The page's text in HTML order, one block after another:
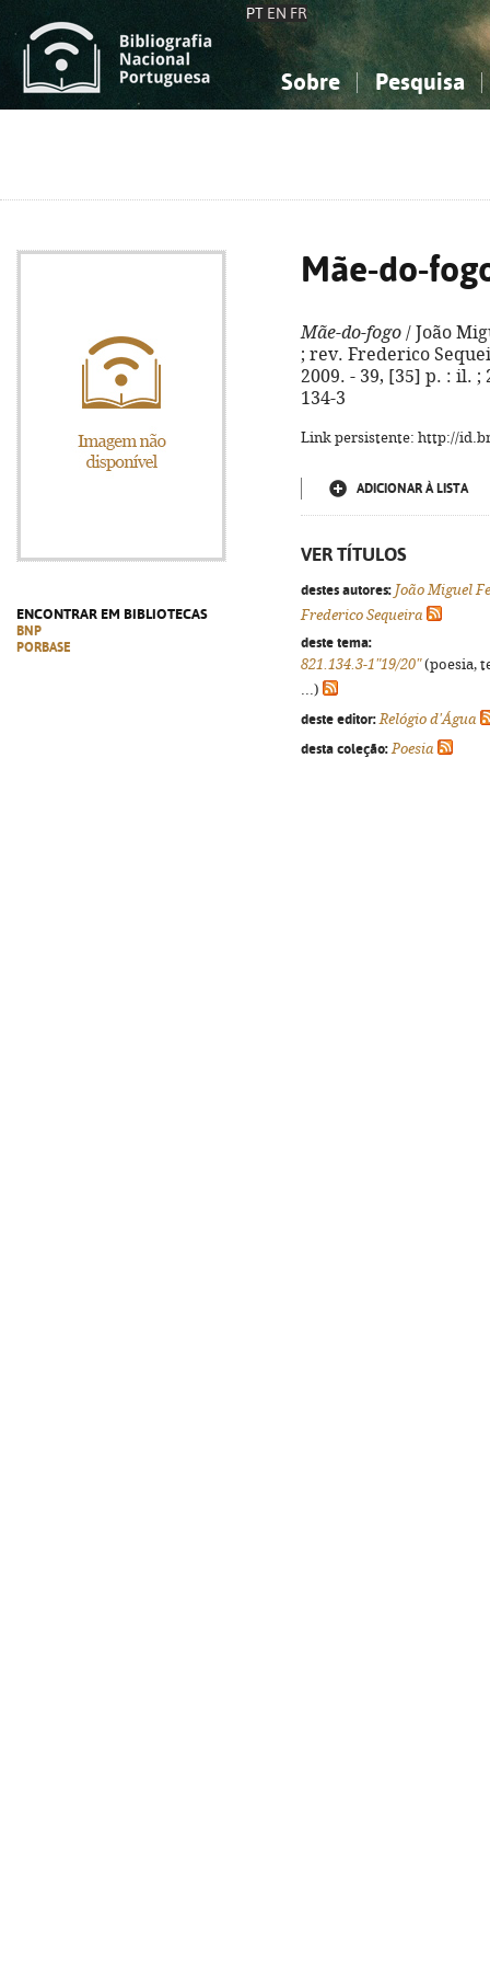
PT EN FR
Sobre Pesquisa
ENCONTRAR EM BIBLIOTECAS
BNP
PORBASE
Mãe-do-
Mãe-do-fogo / João
; rev. Frederico
2009. - 39, [35] p. : il. ;
134-3
Link persistente: http://
ADICIONAR À LISTA
VER TÍTULOS
destes autores: João Miguel
Frederico Sequeira
deste tema:
821.134.3-1"19/20"(poesia,
...)
deste editor: Relógio d'Água
desta coleção: Poesia